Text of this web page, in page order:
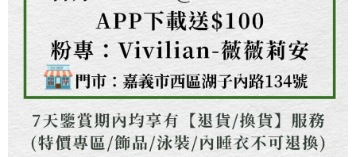
４．使用「AFTEE先享後付」時，將依據個別帳號之用戶狀況，依本公司即
時審查核予不同之上限額度；若仍有額度不足之情形，本公司將視審查結果
請求用戶進行身份認證。
５．嚴禁一人註冊多個帳號或使用他人資訊註冊。若發現惡意使用之情形，
恩沛科技股份有限公司將有權停止該用戶之使用額度並採取法律行動。